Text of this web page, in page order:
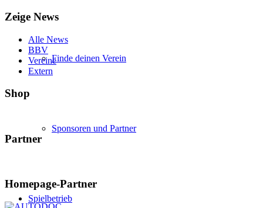
Finde deinen Verein
Sponsoren und Partner
Spielbetrieb
Zeige News
Alle News
BBV
Vereine
Extern
Shop
Partner
Homepage-Partner